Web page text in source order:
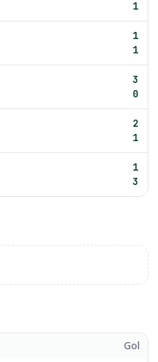
1
1
1
3
0
2
1
1
3
Gol